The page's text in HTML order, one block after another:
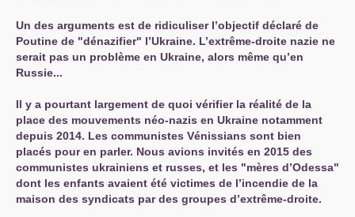
Un des arguments est de ridiculiser l’objectif déclaré de
Poutine de "dénazifier" l’Ukraine. L’extrême-droite nazie ne
serait pas un problème en Ukraine, alors même qu’en
Russie...
Il y a pourtant largement de quoi vérifier la réalité de la
place des mouvements néo-nazis en Ukraine notamment
depuis 2014. Les communistes Vénissians sont bien
placés pour en parler. Nous avions invités en 2015 des
communistes ukrainiens et russes, et les "mères d’Odessa"
dont les enfants avaient été victimes de l’incendie de la
maison des syndicats par des groupes d’extrême-droite.